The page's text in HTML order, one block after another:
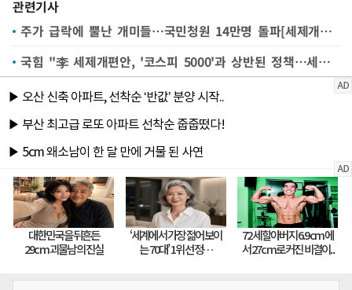
관련기사
주가 급락에 뿔난 개미들…국민청원 14만명 돌파[세제개편안, 증시 어디로ⓛ]
국힘 "李 세제개편안, '코스피 5000'과 상반된 정책…세금폭탄 철회해야"